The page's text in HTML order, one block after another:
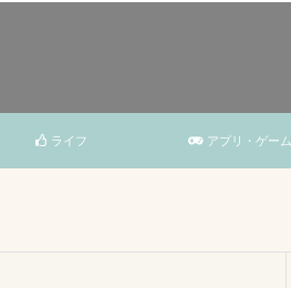
ライフ アプリ・ゲーム